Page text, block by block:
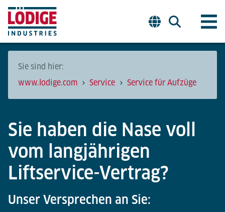
Sie sind hier:
www.lodige.com
Service Service für Aufzüge
Sie haben die Nase voll
vom langjährigen
Liftservice-Vertrag?
Unser Versprechen an Sie: